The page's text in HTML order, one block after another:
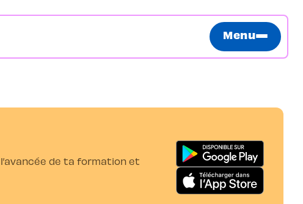
Menu
de ta formation et